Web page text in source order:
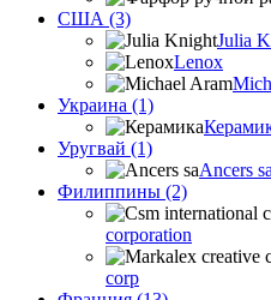
США (3)
Julia
Lenox
Украина (1)
Уругвай (1)
Ancers sa
Филиппины (2)
corporation
corp